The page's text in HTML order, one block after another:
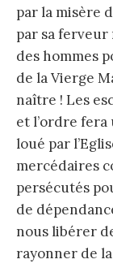
par la misère
par sa ferveur
des hommes
de la Vierge
naître ! Les
et l’ordre
loué par
mercédaires
persécutés
de
nous libérer
rayonner de